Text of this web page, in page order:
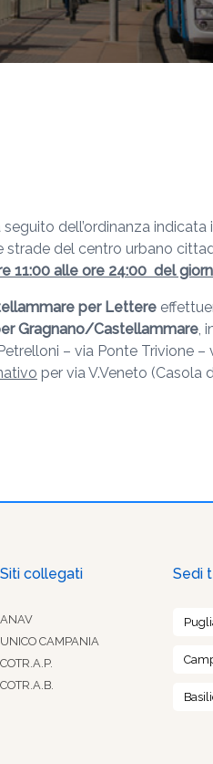
dell’ordinanza
strade del centro urbano
11:00 alle ore 24:00 del
per Lettere
Gragnano/Castellammare,
– via Ponte Trivione
per via V.Veneto (Casola
Siti collegati
ANAV
UNICO CAMPANIA
COTR.A.P.
COTR.A.B.
Sedi